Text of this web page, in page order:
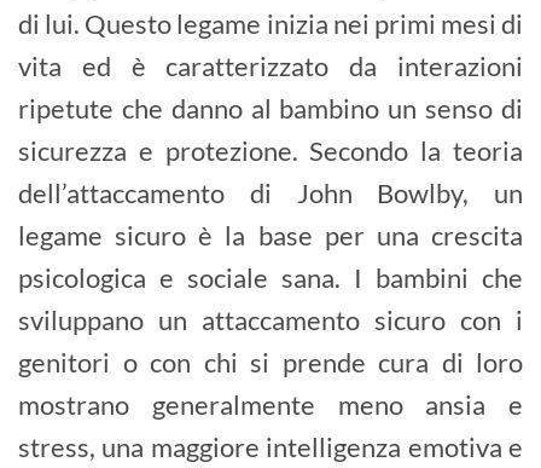
di lui. Questo legame inizia nei primi mesi di
vita ed è caratterizzato da interazioni
ripetute che danno al bambino un senso di
sicurezza e protezione. Secondo la teoria
dell’attaccamento di John Bowlby, un
legame sicuro è la base per una crescita
psicologica e sociale sana. I bambini che
sviluppano un attaccamento sicuro con i
genitori o con chi si prende cura di loro
mostrano generalmente meno ansia e
stress, una maggiore intelligenza emotiva e